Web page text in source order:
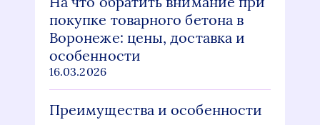
покупке товарного бетона в
Воронеже: цены, доставка и
особенности
16.03.2026
Преимущества и особенности